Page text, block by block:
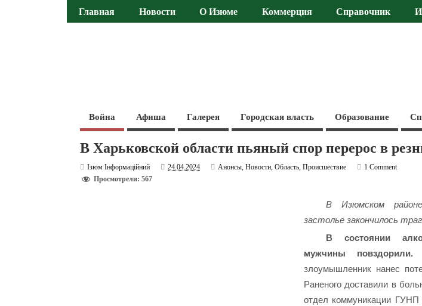
Главная Новости О Изюме Коммерция Справочник
Война Афиша Галерея Городская власть Образование
В Харьковской области пьяный спор перерос в
Ізюм Інформаційний 24.04.2024 Анонсы,Новости,Область,Происшествие
1 Comment
Просмотрели: 567
В Изюмском
застолье закончилось
В состоянии
мужчины повздорили.В
злоумышленник нанес
Раненого доставили в
отдел коммуникации ГУНП